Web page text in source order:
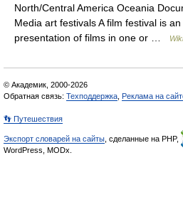
North/Central America Oceania
Media art festivals A film festival is
presentation of films in one or …
© Академик, 2000-2026
Обратная связь: Техподдержка Реклама на
👣 Путешествия
Экспорт словарей на сайты , сделанные на PHP,
WordPress, MODx.